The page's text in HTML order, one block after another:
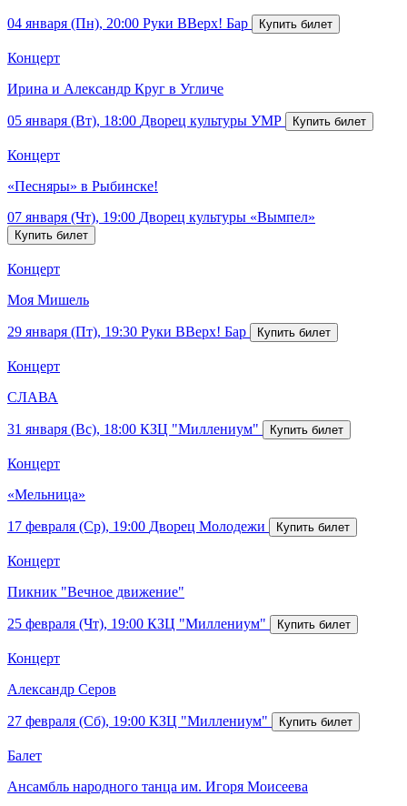
04 января (Пн), 20:00 Руки ВВерх! Бар
Концерт
Ирина и Александр Круг в Угличе
05 января (Вт), 18:00 Дворец культуры УМР
Концерт
«Песняры» в Рыбинске!
07 января (Чт), 19:00 Дворец культуры «Вымпел»
Концерт
Моя Мишель
29 января (Пт), 19:30 Руки ВВерх! Бар
Концерт
СЛАВА
31 января (Вс), 18:00 КЗЦ "Миллениум"
Концерт
«Мельница»
17 февраля (Ср), 19:00 Дворец Молодежи
Концерт
Пикник "Вечное движение"
25 февраля (Чт), 19:00 КЗЦ "Миллениум"
Концерт
Александр Серов
27 февраля (Сб), 19:00 КЗЦ "Миллениум"
Балет
Ансамбль народного танца им. Игоря Моисеева